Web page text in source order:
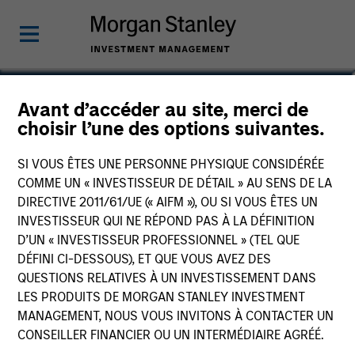
Avant d’accéder au site, merci de
choisir l’une des options suivantes.
SI VOUS ÊTES UNE PERSONNE PHYSIQUE CONSIDÉRÉE
COMME UN « INVESTISSEUR DE DÉTAIL » AU SENS DE LA
DIRECTIVE 2011/61/UE (« AIFM »), OU SI VOUS ÊTES UN
INVESTISSEUR QUI NE RÉPOND PAS À LA DÉFINITION
D’UN « INVESTISSEUR PROFESSIONNEL » (TEL QUE
DÉFINI CI-DESSOUS), ET QUE VOUS AVEZ DES
QUESTIONS RELATIVES À UN INVESTISSEMENT DANS
LES PRODUITS DE MORGAN STANLEY INVESTMENT
MANAGEMENT, NOUS VOUS INVITONS À CONTACTER UN
CONSEILLER FINANCIER OU UN INTERMÉDIAIRE AGRÉÉ.
Jason Kritzer, CFA
Managing Director, Co-Head of Value